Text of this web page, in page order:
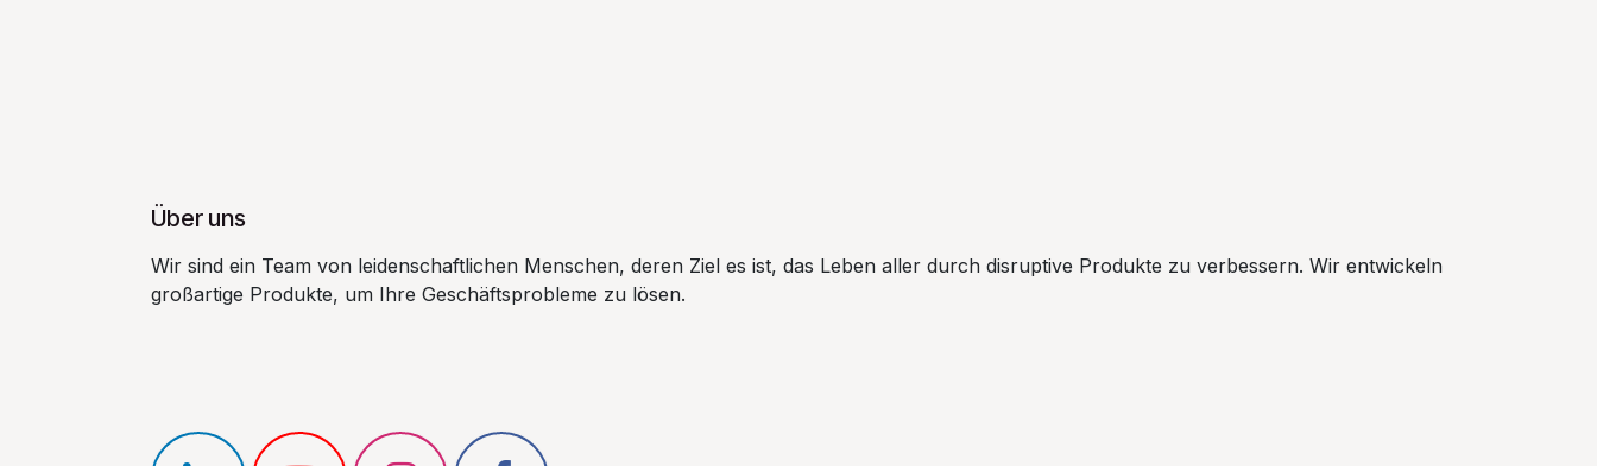
Über uns
Wir sind ein Team von leidenschaftlichen Menschen, deren Ziel es ist, das Leben aller durch disruptive Produkte zu verbessern. Wir entwickeln
großartige Produkte, um Ihre Geschäftsprobleme zu lösen.